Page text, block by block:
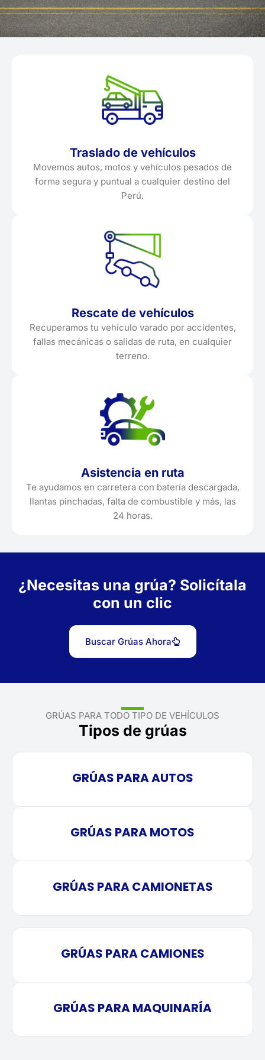
Traslado de vehículos
Movemos autos, motos y vehículos pesados de
forma segura y puntual a cualquier destino del
Perú.
Rescate de vehículos
Recuperamos tu vehículo varado por accidentes,
fallas mecánicas o salidas de ruta, en cualquier
terreno.
Asistencia en ruta
Te ayudamos en carretera con batería descargada,
llantas pinchadas, falta de combustible y más, las
24 horas.
¿Necesitas una grúa? Solicítala
con un clic
Buscar Grúas Ahora
GRÚAS PARA TODO TIPO DE VEHÍCULOS
Tipos de grúas
GRÚAS PARA AUTOS
GRÚAS PARA MOTOS
GRÚAS PARA CAMIONETAS
GRÚAS PARA CAMIONES
GRÚAS PARA MAQUINARÍA